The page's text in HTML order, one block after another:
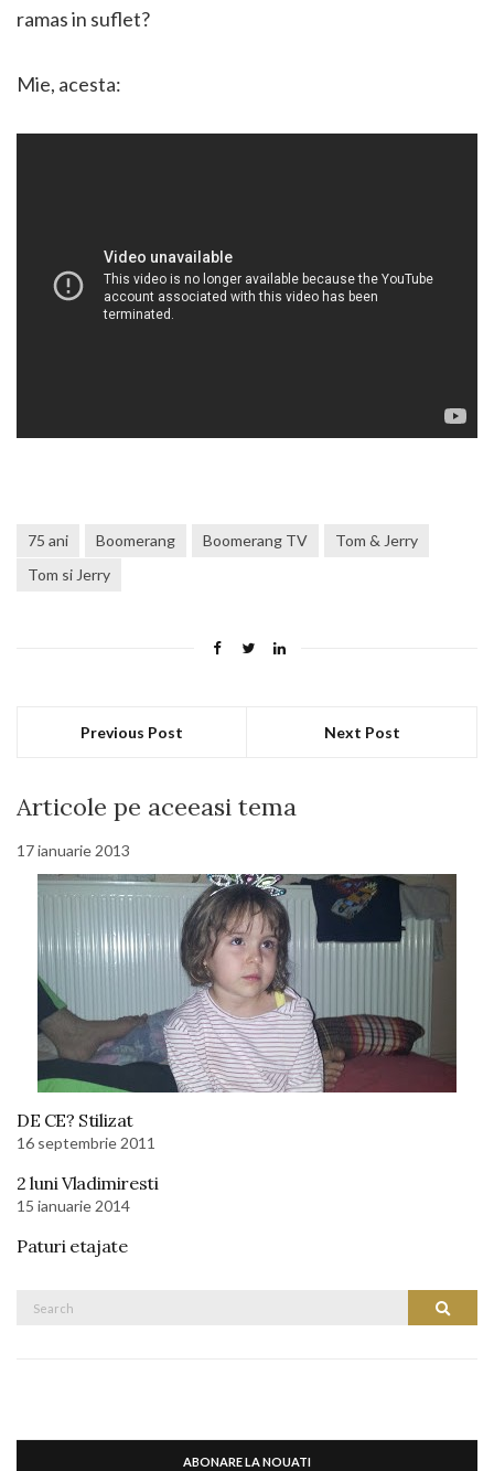
ramas in suflet?
Mie, acesta:
75 ani Boomerang Boomerang TV
Tom & Jerry
Tom si Jerry
Previous Post Next Post
Articole pe aceeasi tema
17 ianuarie 2013
DE CE? Stilizat
16 septembrie 2011
2 luni Vladimiresti
15 ianuarie 2014
Paturi etajate
Search
ABONARE LA NOUATI